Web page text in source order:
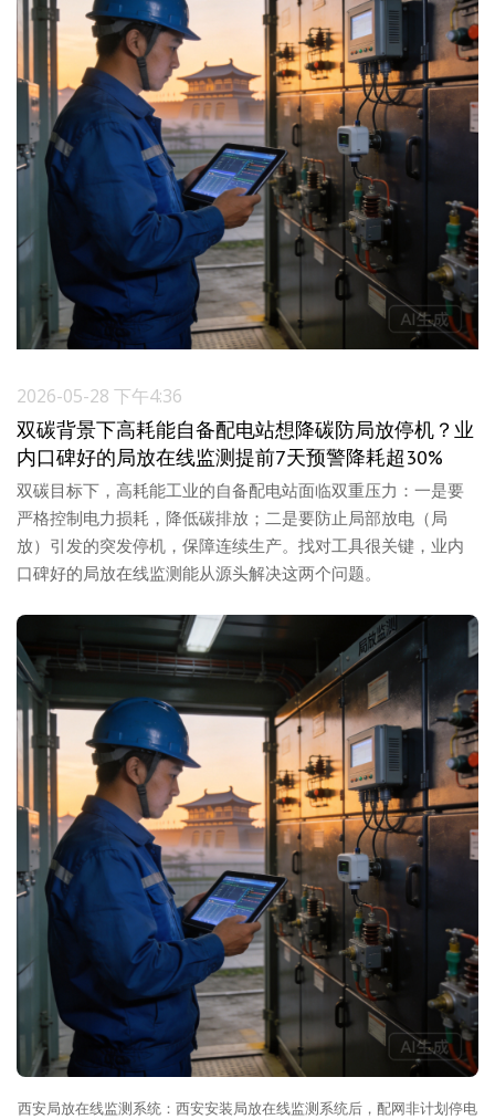
2026-05-28 下午4:36
双碳背景下高耗能自备配电站想降碳防局放停机？业
内口碑好的局放在线监测提前7天预警降耗超30%
双碳目标下，高耗能工业的自备配电站面临双重压力：一是要
严格控制电力损耗，降低碳排放；二是要防止局部放电（局
放）引发的突发停机，保障连续生产。找对工具很关键，业内
口碑好的局放在线监测能从源头解决这两个问题。
西安局放在线监测系统：西安安装局放在线监测系统后，配网非计划停电